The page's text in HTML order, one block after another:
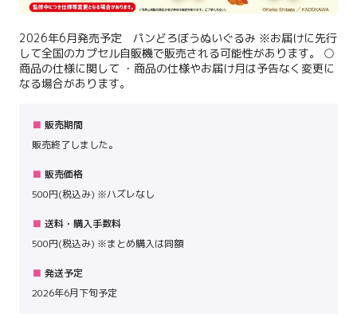
2026年6月発売予定 パンどろぼうぬいぐるみ ※お届けに先行
して全国のカプセル自販機で販売される可能性があります。 ○
商品の仕様に関して ・商品の仕様やお届け月は予告なく変更に
なる場合があります。
販売期間
販売終了しました。
販売価格
500円(税込み) ※ハズレなし
送料・購入手数料
500円(税込み) ※まとめ購入は同額
発送予定
2026年6月下旬予定